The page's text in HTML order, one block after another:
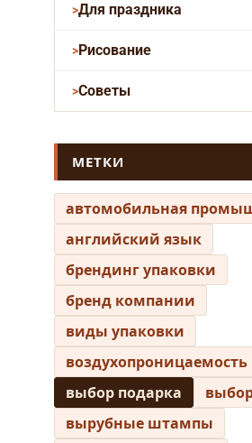
Для праздника
Рисование
Советы
МЕТКИ
автомобильная
английский язык
брендинг упаковки
бренд компании
виды упаковки
воздухопроницаемость
выбор подарка
вырубные штампы